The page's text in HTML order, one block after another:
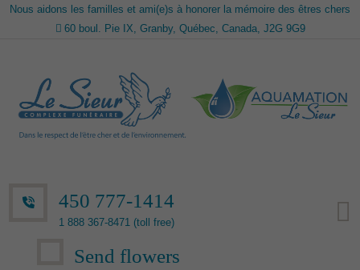
Nous aidons les familles et ami(e)s à honorer la mémoire des êtres chers
60 boul. Pie IX, Granby, Québec, Canada, J2G 9G9
450 777-1414
1 888 367-8471 (toll free)
Send flowers